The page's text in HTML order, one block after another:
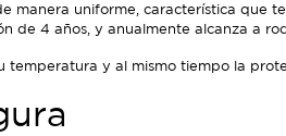
manera uniforme, característica que
de 4 años, y anualmente alcanza a
y al mismo tiempo la